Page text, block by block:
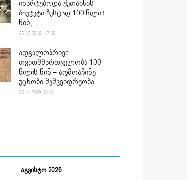
იხარჯებოდა ქუთაისის
ბიუჯეტი ზუსტად 100 წლის
წინ,...
25.12.2019. 17:39
ადგილობრივი
თვითმმართველობა 100
წლის წინ – აღმოაჩინე
უცნობი მემკვიდრეობა
23.11.2019. 01:31
აგვისტო 2026